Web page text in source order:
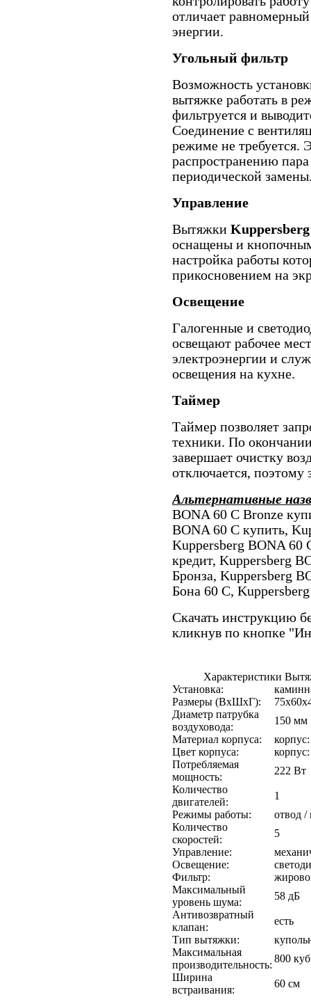
отличает
энергии.
Угольный фильтр
Возможность
вытяжке работать в
фильтруется и
Соединение с
режиме не требуется.
распространению
периодической
Управление
Вытяжки
оснащены и
настройка работы
прикосновением на
Освещение
Галогенные и
освещают рабочее
электроэнергии и
освещения на кухне.
Таймер
Таймер позволяет
техники. По
завершает очистку
отключается,
Альтернативные
BONA 60 C Bronze
BONA 60 C купить,
Kuppersberg BONA 60
кредит, Kuppersberg
Бронза, Kuppersberg
Бона 60 С,
Скачать инструкцию
кликнув по кнопке
Характеристики
Установка:
Размеры (ВхШхГ):
Диаметр патрубка
воздуховода:
150 мм
Материал корпуса:
Цвет корпуса:
Потребляемая
мощность:
222 Вт
Количество
двигателей:
1
Режимы работы:
отвод /
Количество
скоростей:
5
Управление:
Освещение:
Фильтр:
Максимальный
уровень шума:
58 дБ
Антивозвратный
клапан:
есть
Тип вытяжки:
Максимальная
производительность:
800
Ширина
встраивания:
60 см